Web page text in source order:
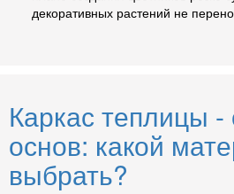
декоративных растений не
Каркас теплицы -
основ: какой
выбрать?